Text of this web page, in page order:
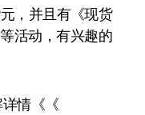
，并且有《现货
活动，有兴趣的
情《《